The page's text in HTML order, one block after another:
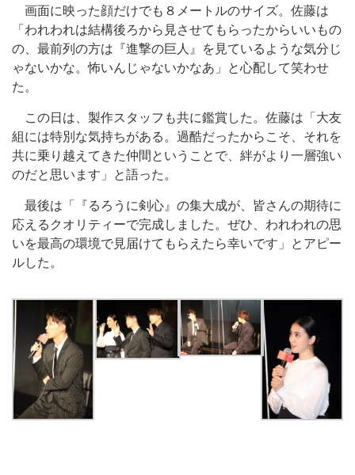
画面に映った顔だけでも８メートルのサイズ。佐藤は
「われわれは結構後ろから見させてもらったからいいもの
の、最前列の方は『進撃の巨人』を見ているような気分じ
ゃないかな。怖いんじゃないかなあ」と心配して笑わせ
た。
この日は、製作スタッフも共に鑑賞した。佐藤は「大友
組には特別な気持ちがある。過酷だったからこそ、それを
共に乗り越えてきた仲間ということで、絆がより一層強い
のだと思います」と語った。
最後は「『るろうに剣心』の集大成が、皆さんの期待に
応えるクオリティーで完成しました。ぜひ、われわれの思
いを最高の環境で見届けてもらえたら幸いです」とアピー
ルした。